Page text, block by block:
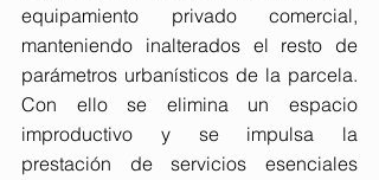
equipamiento privado comercial,
manteniendo inalterados el resto de
parámetros urbanísticos de la parcela.
Con ello se elimina un espacio
improductivo y se impulsa la
prestación de servicios esenciales